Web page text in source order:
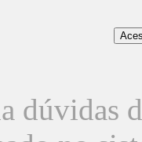
dúvidas